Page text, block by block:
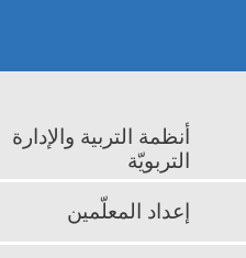
أنظمة التربية والإدارة
التربويّة
إعداد المعلّمين